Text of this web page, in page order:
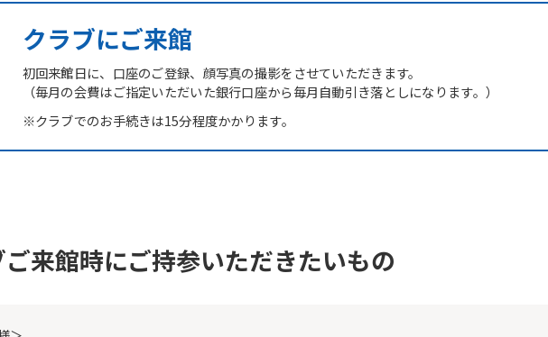
クラブにご来館
初回来館日に、口座のご登録、顔写真の撮影をさせていただきます。
（毎月の会費はご指定いただいた銀行口座から毎月自動引き落としになります。）
※クラブでのお手続きは15分程度かかります。
来館時にご持参いただきたいもの
original content. We ask that you
fully understand this before using